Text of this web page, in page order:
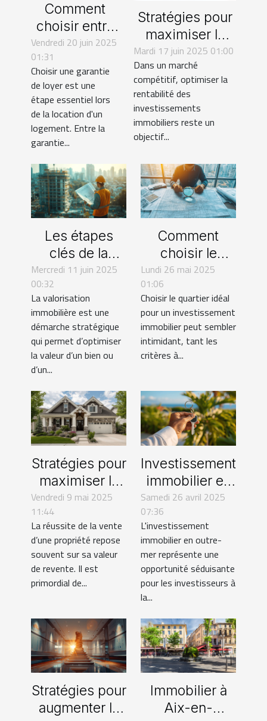
Comment
choisir entre
une garantie
de loyer
traditionnelle
et sans dépôt
?
Vendredi 20 juin 2025
01:31
Choisir une garantie
de loyer est une
étape essentiel lors
de la location d'un
logement. Entre la
garantie...
Stratégies pour
maximiser la
rentabilité de
vos
investissements
immobiliers
Mardi 17 juin 2025 01:00
Dans un marché
compétitif, optimiser la
rentabilité des
investissements
immobiliers reste un
objectif...
Les étapes
clés de la
valorisation
immobilière
par un
promoteur
Mercredi 11 juin 2025
00:32
La valorisation
immobilière est une
démarche stratégique
qui permet d’optimiser
la valeur d’un bien ou
d’un...
Comment
choisir le
meilleur
quartier pour
votre prochain
investissement
immobilier
Lundi 26 mai 2025
01:06
Choisir le quartier idéal
pour un investissement
immobilier peut sembler
intimidant, tant les
critères à...
Stratégies pour
maximiser la
valeur de
revente de
votre propriété
Vendredi 9 mai 2025
11:44
La réussite de la vente
d’une propriété repose
souvent sur sa valeur
de revente. Il est
primordial de...
Investissement
immobilier en
Outre-mer
atouts et
spécificités
fiscales
Samedi 26 avril 2025
07:36
L'investissement
immobilier en outre-
mer représente une
opportunité séduisante
pour les investisseurs à
la...
Stratégies pour
augmenter la
Immobilier à
Aix-en-